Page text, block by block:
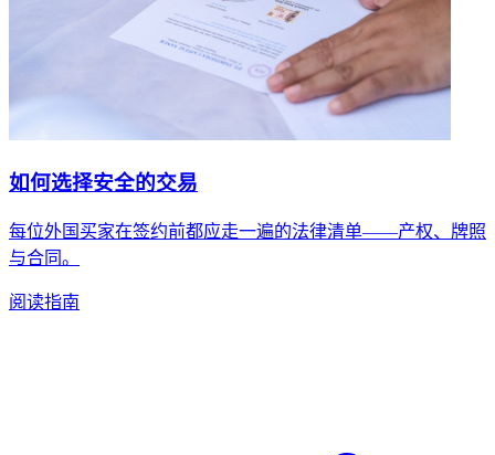
如何选择安全的交易
每位外国买家在签约前都应走一遍的法律清单——产权、牌照
与合同。
阅读指南